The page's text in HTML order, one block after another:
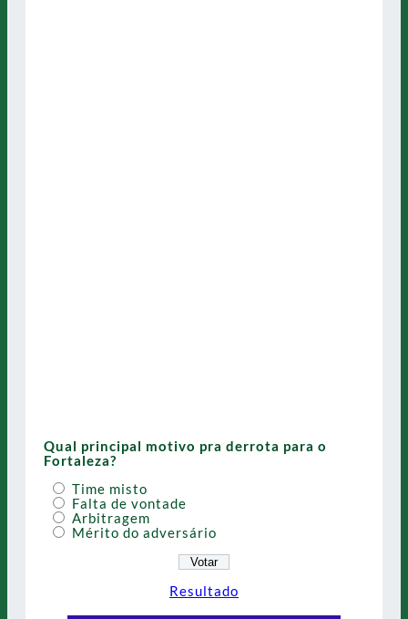
Qual principal motivo pra derrota para o
Fortaleza?
Time misto
Falta de vontade
Arbitragem
Mérito do adversário
Resultado